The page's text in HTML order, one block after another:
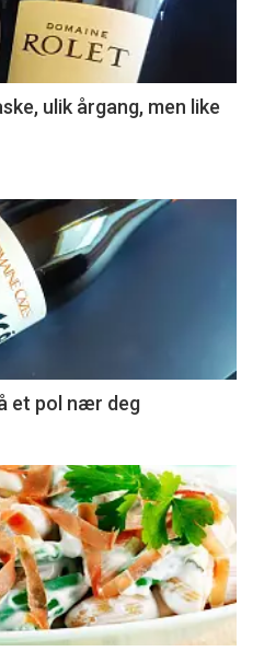
ulik årgang, men like
et pol nær deg